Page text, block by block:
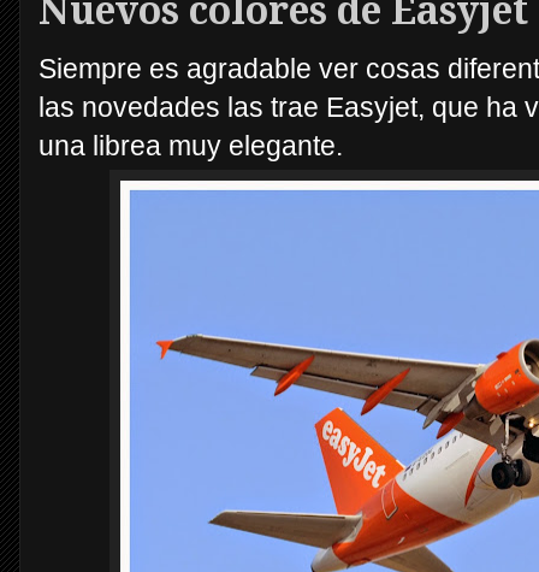
Nuevos colores de
Siempre es agradable ver cosas
las novedades las trae Easyjet, que ha
una librea muy elegante.